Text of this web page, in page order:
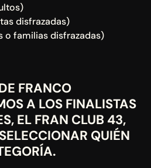
disfrazadas)
o familias disfrazadas)
FRANCO
A LOS FINALISTAS
EL FRAN CLUB 43,
QUIÉN